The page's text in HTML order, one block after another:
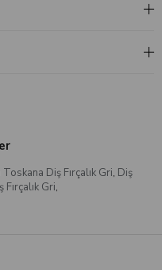
Diş Fırçalık Gri, Diş
Fırçalık Gri,